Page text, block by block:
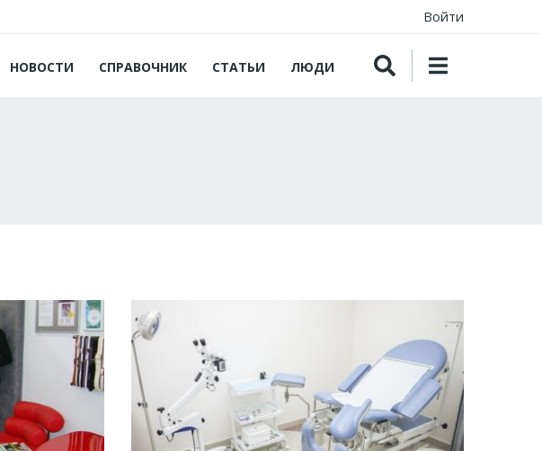
Войти
НОВОСТИ СПРАВОЧНИК СТАТЬИ ЛЮДИ